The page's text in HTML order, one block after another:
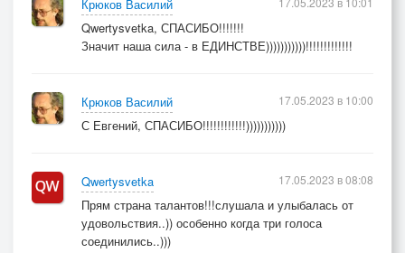
Крюков Василий
Qwertysvetka, СПАСИБО!!!!!!!
Значит наша сила - в ЕДИНСТВЕ)))))))))))!!!!!!!!!!!!!
Крюков Василий
С Евгений, СПАСИБО!!!!!!!!!!!!)))))))))))
17.05.2023 в 10:00
Qwertysvetka
Прям страна талантов!!!слушала и улыбалась от
удовольствия..)) особенно когда три голоса
соединились..)))
17.05.2023 в 08:08